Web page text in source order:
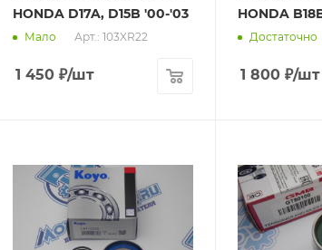
HONDA D17A, D15B '00-'03
Мало Арт.: 103XR22
1 450₽/шт
HONDA
Достаточно
1 800₽/шт